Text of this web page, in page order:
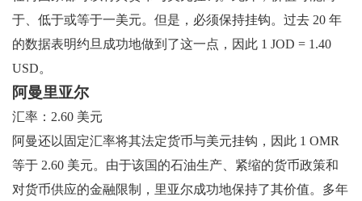
于、低于或等于一美元。但是，必须保持挂钩。过去 20 年
的数据表明约旦成功地做到了这一点，因此 1 JOD = 1.40
USD。
阿曼里亚尔
汇率：2.60 美元
阿曼还以固定汇率将其法定货币与美元挂钩，因此 1 OMR
等于 2.60 美元。由于该国的石油生产、紧缩的货币政策和
对货币供应的金融限制，里亚尔成功地保持了其价值。多年